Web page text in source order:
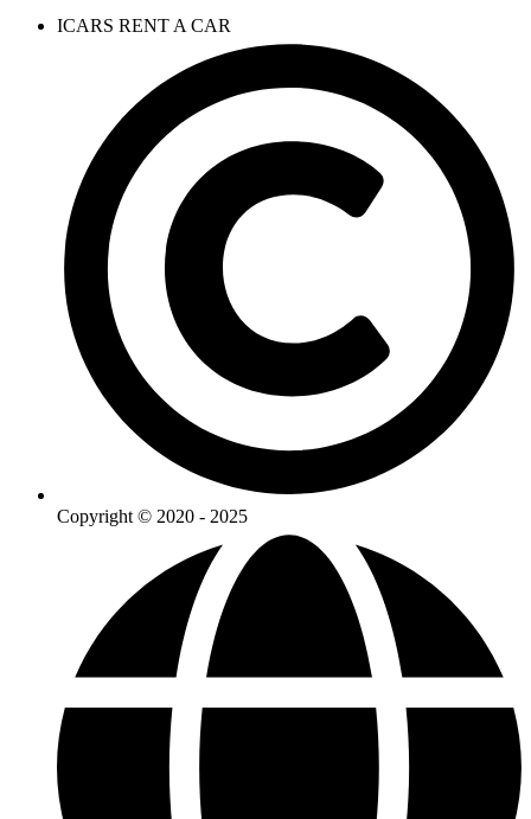
ICARS RENT A CAR
Copyright © 2020 - 2025